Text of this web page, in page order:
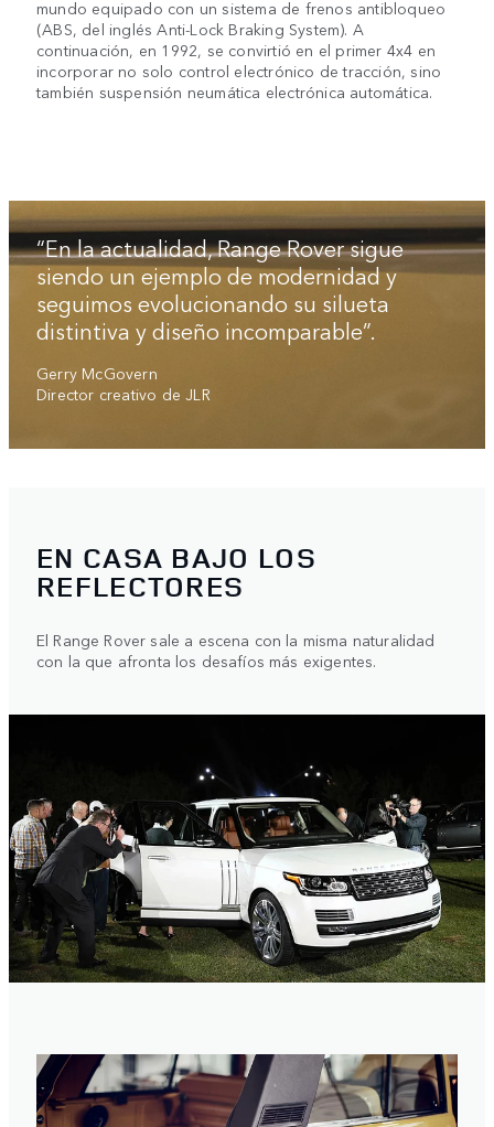
mundo equipado con un sistema de frenos antibloqueo
(ABS, del inglés Anti-Lock Braking System). A
continuación, en 1992, se convirtió en el primer 4x4 en
incorporar no solo control electrónico de tracción, sino
también suspensión neumática electrónica automática.
“En la actualidad, Range Rover sigue
siendo un ejemplo de modernidad y
seguimos evolucionando su silueta
distintiva y diseño incomparable”.
Gerry McGovern
Director creativo de JLR
EN CASA BAJO LOS
REFLECTORES
El Range Rover sale a escena con la misma naturalidad
con la que afronta los desafíos más exigentes.